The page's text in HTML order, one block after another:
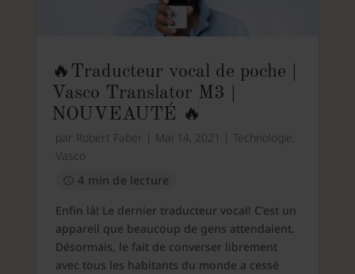
🔥Traducteur vocal de poche |
Vasco Translator M3 |
NOUVEAUTÉ 🔥
par Robert Faber Mai 14, 2021 Technologie,
Vasco
4 min de lecture
Enfin là! Le dernier traducteur vocal! C’est un
appareil que beaucoup de gens attendaient.
Désormais, le fait de converser librement
avec tous les habitants du monde a cessé